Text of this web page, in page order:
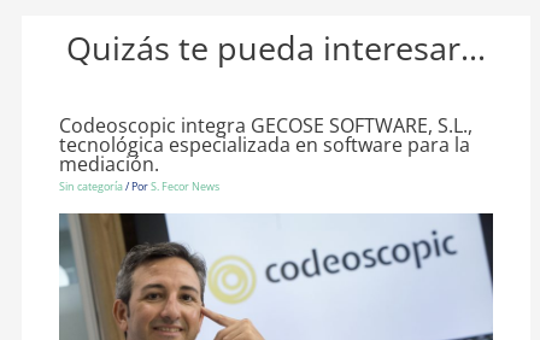
Quizás te pueda interesar...
Codeoscopic integra GECOSE SOFTWARE, S.L.,
tecnológica especializada en software para la
mediación.
Sin categoría/ PorS. Fecor News